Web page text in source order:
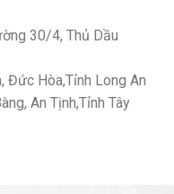
30/4, Thủ Dầu
Đức Hòa,Tỉnh Long An
An Tịnh,Tỉnh Tây